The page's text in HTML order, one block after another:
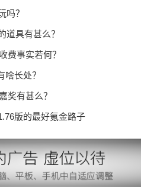
吗？
道具有甚么？
费事实若何？
长处？
奖有甚么？
版的最好氪金路子